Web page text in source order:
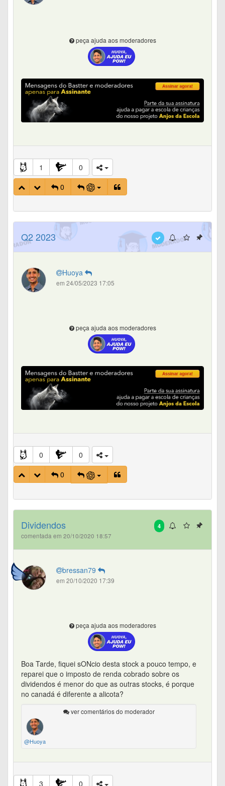
peça ajuda aos moderadores
1
0
0
Q2 2023
Huoya
em 24/05/2023 17:05
peça ajuda aos moderadores
0
0
0
4
Dividendos
comentada em 20/10/2020 18:57
bressan79
em 20/10/2020 17:39
peça ajuda aos moderadores
Boa Tarde, fiquei sONcio desta stock a pouco tempo, e
reparei que o imposto de renda cobrado sobre os
dividendos é menor do que as outras stocks, é porque
no canadá é diferente a alicota?
ver comentários do moderador
@Huoya
3 0